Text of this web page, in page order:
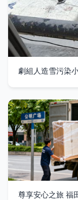
劇組人造雪污染
尊享安心之旅 福